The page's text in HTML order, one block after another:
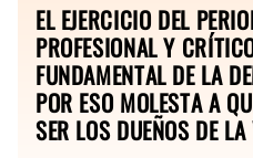
EL EJERCICIO DEL
PROFESIONAL Y
FUNDAMENTAL DE LA
POR ESO MOLESTA A
SER LOS DUEÑOS DE